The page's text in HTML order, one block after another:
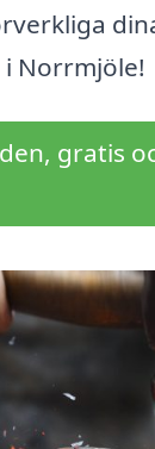
Norrmjöle!
gratis